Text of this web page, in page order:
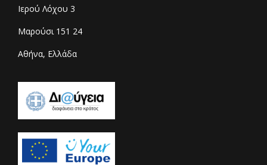
Ιερού Λόχου 3
Μαρούσι 151 24
Αθήνα, Ελλάδα